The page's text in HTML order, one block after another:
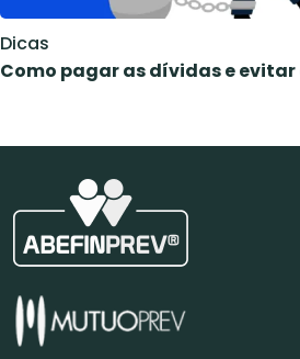
Dicas
Como pagar as dívidas e evitar